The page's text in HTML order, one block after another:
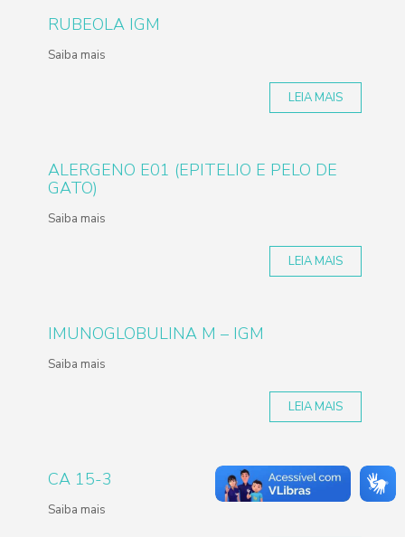
RUBEOLA IGM
Saiba mais
LEIA MAIS
ALERGENO E01 (EPITELIO E PELO DE
GATO)
Saiba mais
LEIA MAIS
IMUNOGLOBULINA M – IGM
Saiba mais
LEIA MAIS
CA 15-3
Saiba mais